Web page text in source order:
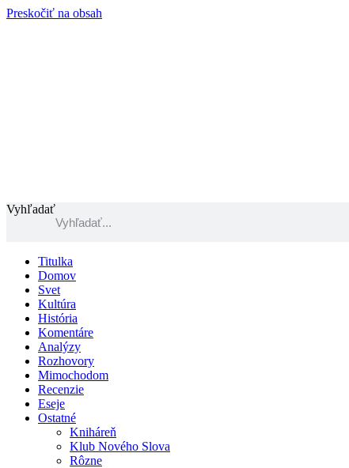
Preskočiť na obsah
Vyhľadať
Titulka
Domov
Svet
Kultúra
História
Komentáre
Analýzy
Rozhovory
Mimochodom
Recenzie
Eseje
Ostatné
Kniháreň
Klub Nového Slova
Rôzne